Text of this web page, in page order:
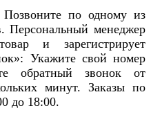
по одному из
Персональный менеджер
и зарегистрирует
Укажите свой номер
обратный звонок от
минут. Заказы по
до 18:00.